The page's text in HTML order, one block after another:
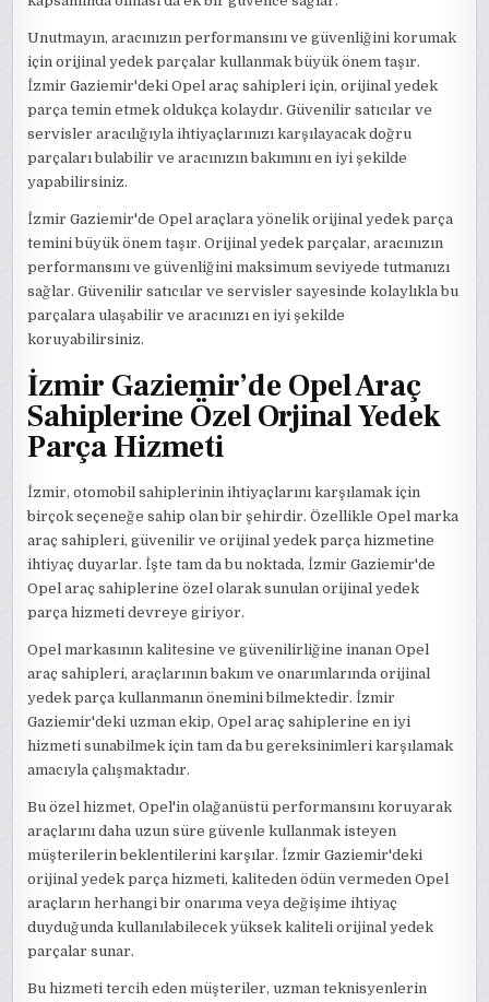
Unutmayın, aracınızın performansını ve güvenliğini korumak
için orijinal yedek parçalar kullanmak büyük önem taşır.
İzmir Gaziemir'deki Opel araç sahipleri için, orijinal yedek
parça temin etmek oldukça kolaydır. Güvenilir satıcılar ve
servisler aracılığıyla ihtiyaçlarınızı karşılayacak doğru
parçaları bulabilir ve aracınızın bakımını en iyi şekilde
yapabilirsiniz.
İzmir Gaziemir'de Opel araçlara yönelik orijinal yedek parça
temini büyük önem taşır. Orijinal yedek parçalar, aracınızın
performansını ve güvenliğini maksimum seviyede tutmanızı
sağlar. Güvenilir satıcılar ve servisler sayesinde kolaylıkla bu
parçalara ulaşabilir ve aracınızı en iyi şekilde
koruyabilirsiniz.
İzmir Gaziemir’de Opel Araç
Sahiplerine Özel Orjinal Yedek
Parça Hizmeti
İzmir, otomobil sahiplerinin ihtiyaçlarını karşılamak için
birçok seçeneğe sahip olan bir şehirdir. Özellikle Opel marka
araç sahipleri, güvenilir ve orijinal yedek parça hizmetine
ihtiyaç duyarlar. İşte tam da bu noktada, İzmir Gaziemir'de
Opel araç sahiplerine özel olarak sunulan orijinal yedek
parça hizmeti devreye giriyor.
Opel markasının kalitesine ve güvenilirliğine inanan Opel
araç sahipleri, araçlarının bakım ve onarımlarında orijinal
yedek parça kullanmanın önemini bilmektedir. İzmir
Gaziemir'deki uzman ekip, Opel araç sahiplerine en iyi
hizmeti sunabilmek için tam da bu gereksinimleri karşılamak
amacıyla çalışmaktadır.
Bu özel hizmet, Opel'in olağanüstü performansını koruyarak
araçlarını daha uzun süre güvenle kullanmak isteyen
müşterilerin beklentilerini karşılar. İzmir Gaziemir'deki
orijinal yedek parça hizmeti, kaliteden ödün vermeden Opel
araçların herhangi bir onarıma veya değişime ihtiyaç
duyduğunda kullanılabilecek yüksek kaliteli orijinal yedek
parçalar sunar.
Bu hizmeti tercih eden müşteriler, uzman teknisyenlerin